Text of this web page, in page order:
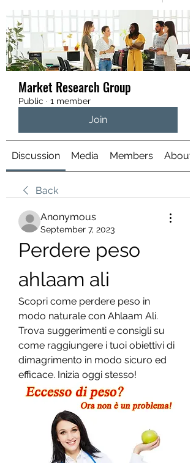
Market Research Group
Public · 1 member
Join
Discussion Media Members About
Back
Anonymous
September 7, 2023
Perdere peso
ahlaam ali
Scopri come perdere peso in
modo naturale con Ahlaam Ali.
Trova suggerimenti e consigli su
come raggiungere i tuoi obiettivi di
dimagrimento in modo sicuro ed
efficace. Inizia oggi stesso!